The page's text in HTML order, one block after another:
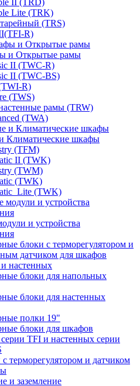
II (TRD)
Lite (TRK)
(TRS)
R)
и Открытые рамы
II (TWC-R)
II (TWC-BS)
R)
(TWS)
рамы (TRW)
(TWA)
Климатические шкафы
(TFM)
II (TWK)
(TWM)
(TWK)
(TWK)
и устройства
блоки с терморегулятором и
датчиком для шкафов
настенных
блоки для напольных
блоки для настенных
полки 19"
блоки для шкафов
TFI и настенных серии
терморегулятором и датчиком